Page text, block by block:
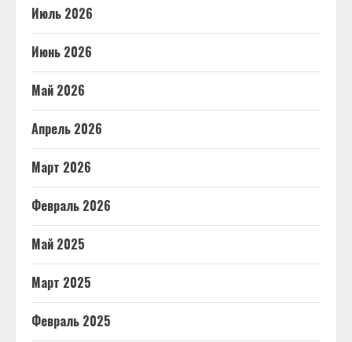
Июль 2026
Июнь 2026
Май 2026
Апрель 2026
Март 2026
Февраль 2026
Май 2025
Март 2025
Февраль 2025